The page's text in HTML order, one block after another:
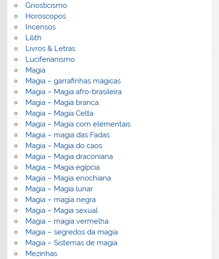
Gnosticismo
Horoscopos
Incensos
Lilith
Livros & Letras
Luciferianismo
Magia
Magia – garrafinhas mágicas
Magia – Magia afro-brasileira
Magia – Magia branca
Magia – Magia Celta
Magia – Magia com elementais
Magia – magia das Fadas
Magia – Magia do caos
Magia – Magia draconiana
Magia – Magia egípcia
Magia – Magia enochiana
Magia – Magia lunar
Magia – magia negra
Magia – Magia sexual
Magia – magia vermelha
Magia – segredos da magia
Magia – Sistemas de magia
Mezinhas